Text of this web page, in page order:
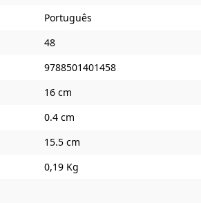
Português
48
9788501401458
16 cm
0.4 cm
15.5 cm
0,19 Kg